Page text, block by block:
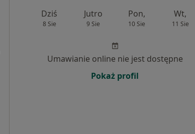
Dziś
8 Sie
Jutro
9 Sie
Pon,
10 Sie
Wt,
11 Sie
Umawianie online nie jest dostępne
Pokaż profil